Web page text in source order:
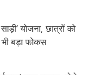
योजना, छात्रों को
बड़ा फोकस